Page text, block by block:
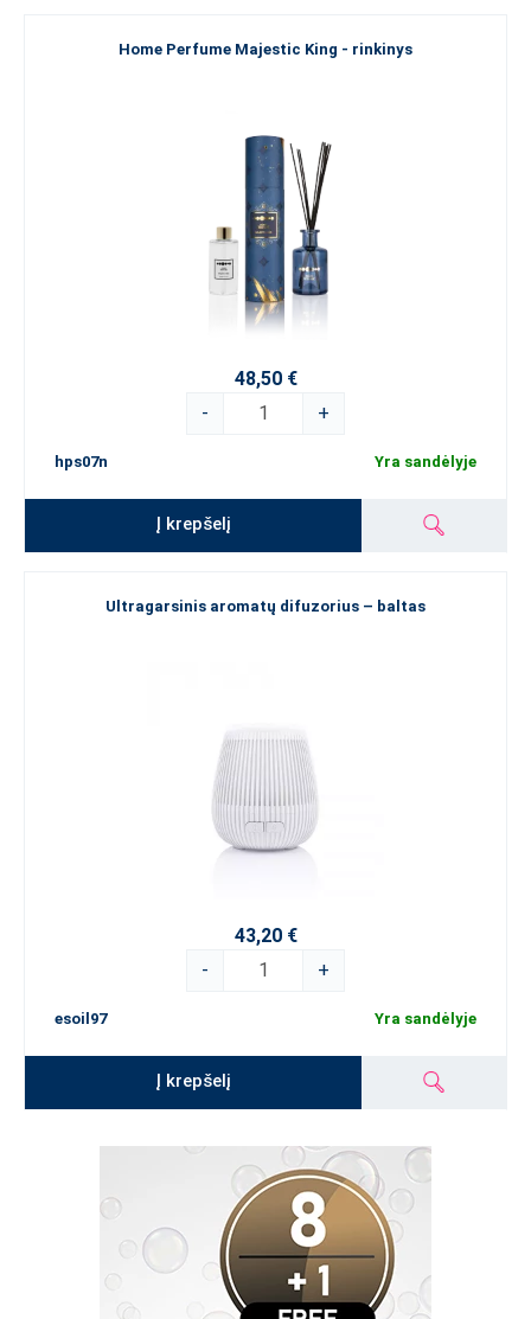
Home Perfume Majestic King - rinkinys
48,50 €
-
+
hps07n Yra sandėlyje
Į krepšelį
Ultragarsinis aromatų difuzorius – baltas
43,20 €
-
+
esoil97 Yra sandėlyje
Į krepšelį